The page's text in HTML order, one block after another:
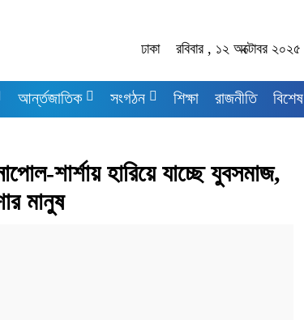
ঢাকা রবিবার , ১২ অক্টোবর ২০২৫
আর্ন্তজাতিক সংগঠন শিক্ষা রাজনীতি বিশেষ
শার্শায় হারিয়ে যাচ্ছে যুবসমাজ,
মানুষ